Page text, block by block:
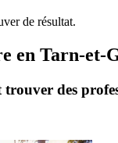
de résultat.
en Tarn-et-
des